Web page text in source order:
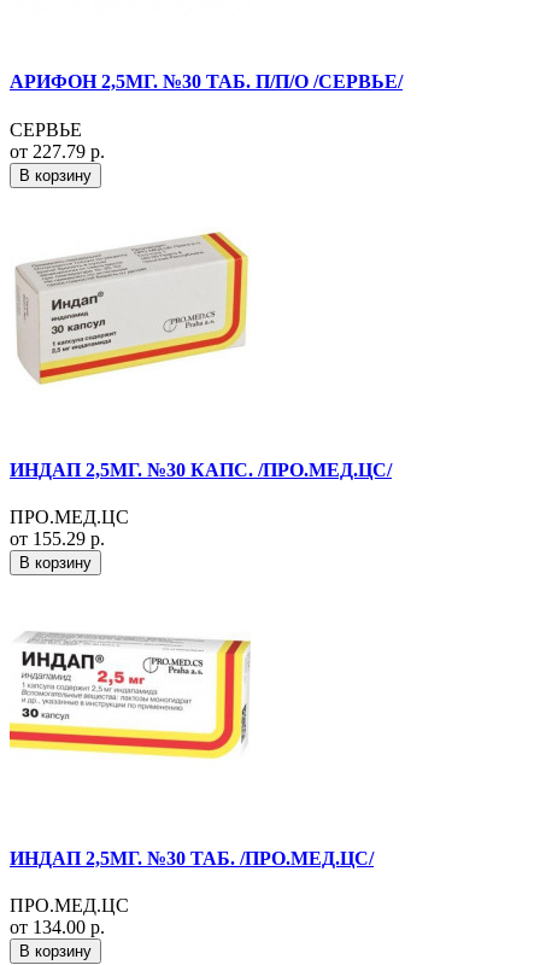
АРИФОН 2,5МГ. №30 ТАБ. П/П/О /СЕРВЬЕ/
СЕРВЬЕ
от 227.79 р.
В корзину
ИНДАП 2,5МГ. №30 КАПС. /ПРО.МЕД.ЦС/
ПРО.МЕД.ЦС
от 155.29 р.
В корзину
ИНДАП 2,5МГ. №30 ТАБ. /ПРО.МЕД.ЦС/
ПРО.МЕД.ЦС
от 134.00 р.
В корзину